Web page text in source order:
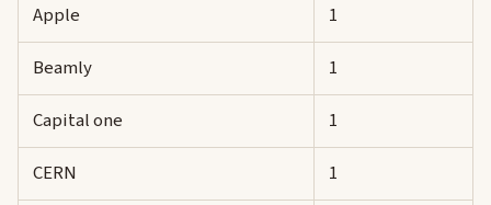
Apple
1
Beamly
1
Capital one
1
CERN
1